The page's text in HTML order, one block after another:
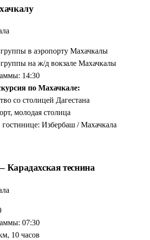
в аэропорту Махачкалы
на ж/д вокзале Махачкалы
14:30
по Махачкале:
со столицей Дагестана
молодая столица
Избербаш / Махачкала
Карадахская теснина
07:30
10 часов